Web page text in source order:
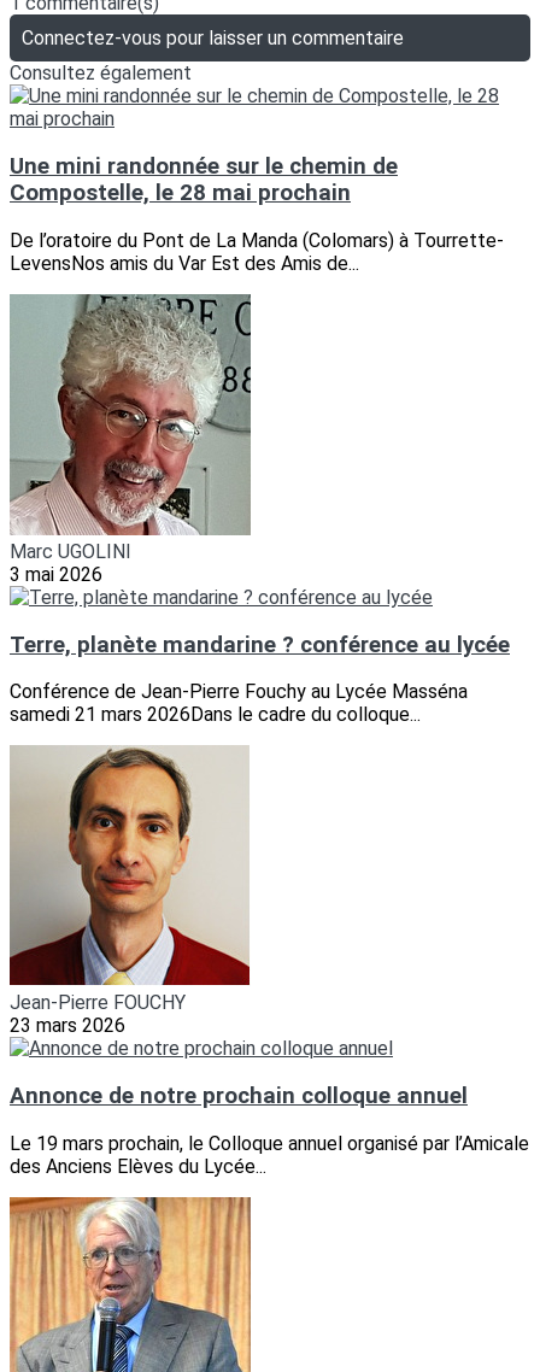
Connectez-vous pour laisser un commentaire
Consultez également
Une mini randonnée sur le chemin de
Compostelle, le 28 mai prochain
De l’oratoire du Pont de La Manda (Colomars) à Tourrette-
LevensNos amis du Var Est des Amis de...
Marc UGOLINI
3 mai 2026
Terre, planète mandarine ? conférence au lycée
Conférence de Jean-Pierre Fouchy au Lycée Masséna
samedi 21 mars 2026Dans le cadre du colloque...
Jean-Pierre FOUCHY
23 mars 2026
Annonce de notre prochain colloque annuel
Le 19 mars prochain, le Colloque annuel organisé par l’Amicale
des Anciens Elèves du Lycée...